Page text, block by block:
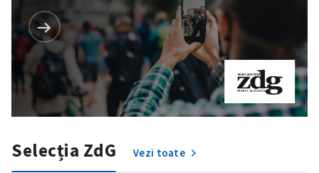
Selecția ZdG Vezi toate